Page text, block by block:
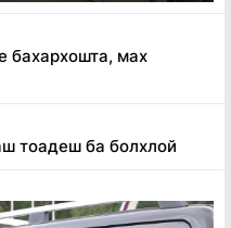
бахархошта, мах
тоадеш ба болхлой